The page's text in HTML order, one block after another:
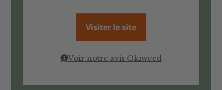
Visiter le site
Voir notre avis Okiweed